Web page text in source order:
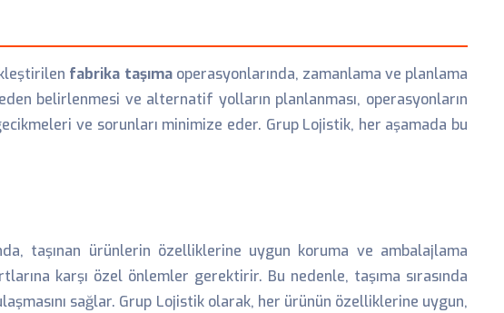
fabrika taşımaoperasyonlarında, zamanlama ve planlama
belirlenmesi ve alternatif yolların planlanması, operasyonların
ve sorunları minimize eder. Grup Lojistik, her aşamada bu
taşınan ürünlerin özelliklerine uygun koruma ve ambalajlama
karşı özel önlemler gerektirir. Bu nedenle, taşıma sırasında
sağlar. Grup Lojistik olarak, her ürünün özelliklerine uygun,